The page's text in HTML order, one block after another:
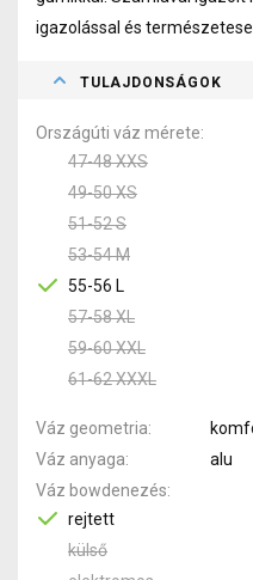
igazolással és
TULAJDONSÁGOK
Országúti váz mérete
47-48 XXS
49-50 XS
51-52 S
53-54 M
55-56 L
57-58 XL
59-60 XXL
61-62 XXXL
Váz geometria
Váz anyaga
alu
Váz bowdenezés
rejtett
külső